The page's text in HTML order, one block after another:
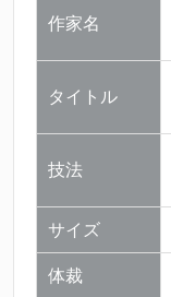
作家名
タイトル
技法
サイズ
体裁